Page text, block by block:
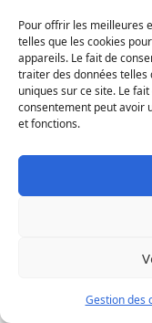
Pour offrir les meilleures
telles que les cookies
appareils. Le fait de
traiter des données telles
uniques sur ce site. Le
consentement peut avoir
et fonctions.
Gestion des
09 72 95 15 20
Lundi au jeudi :
Vendredi : 8h –
|Mentions légales